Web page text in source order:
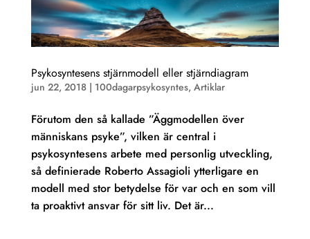
Psykosyntesens stjärnmodell eller stjärndiagram
jun 22, 2018| 100dagarpsykosyntes, Artiklar
Förutom den så kallade ”Äggmodellen över
människans psyke”, vilken är central i
psykosyntesens arbete med personlig utveckling,
så definierade Roberto Assagioli ytterligare en
modell med stor betydelse för var och en som vill
ta proaktivt ansvar för sitt liv. Det är...